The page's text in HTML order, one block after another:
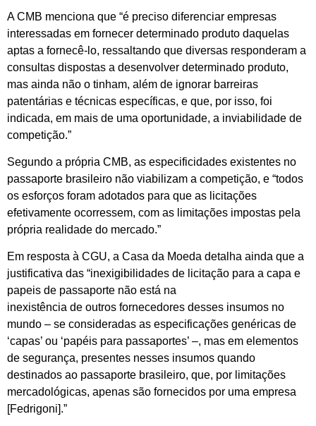
A CMB menciona que “é preciso diferenciar empresas
interessadas em fornecer determinado produto daquelas
aptas a fornecê-lo, ressaltando que diversas responderam a
consultas dispostas a desenvolver determinado produto,
mas ainda não o tinham, além de ignorar barreiras
patentárias e técnicas específicas, e que, por isso, foi
indicada, em mais de uma oportunidade, a inviabilidade de
competição.”
Segundo a própria CMB, as especificidades existentes no
passaporte brasileiro não viabilizam a competição, e “todos
os esforços foram adotados para que as licitações
efetivamente ocorressem, com as limitações impostas pela
própria realidade do mercado.”
Em resposta à CGU, a Casa da Moeda detalha ainda que a
justificativa das “inexigibilidades de licitação para a capa e
papeis de passaporte não está na
inexistência de outros fornecedores desses insumos no
mundo – se consideradas as especificações genéricas de
‘capas’ ou ‘papéis para passaportes’ –, mas em elementos
de segurança, presentes nesses insumos quando
destinados ao passaporte brasileiro, que, por limitações
mercadológicas, apenas são fornecidos por uma empresa
[Fedrigoni].”